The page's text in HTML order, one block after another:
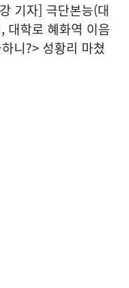
기자] 극단본능(대
대학로 혜화역 이음
니?> 성황리 마쳤